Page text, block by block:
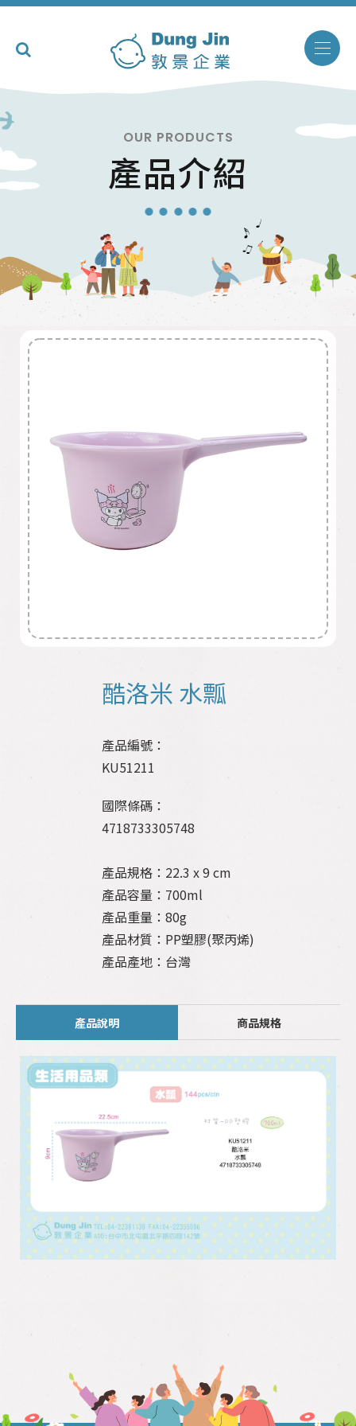
OUR PRODUCTS
產品介紹
酷洛米 水瓢
產品編號：
KU51211
國際條碼：
4718733305748
產品規格：22.3 x 9 cm
產品容量：700ml
產品重量：80g
產品材質：PP塑膠(聚丙烯)
產品產地：台灣
產品說明 商品規格